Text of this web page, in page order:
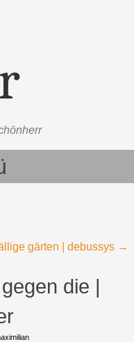
gärten | debussys →
die |